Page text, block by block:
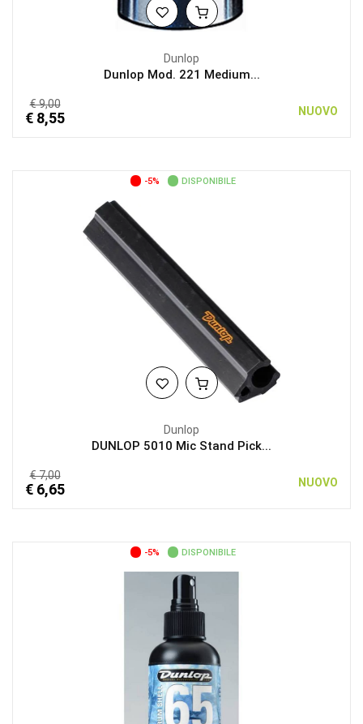
Dunlop
Dunlop Mod. 221 Medium...
€ 9,00
€ 8,55 NUOVO
-5% DISPONIBILE
Dunlop
DUNLOP 5010 Mic Stand Pick...
€ 7,00
€ 6,65 NUOVO
-5% DISPONIBILE